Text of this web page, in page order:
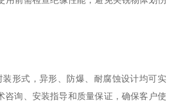
形式，异形、防爆、耐腐蚀设计均可实
询、安装指导和质量保证，确保客户使